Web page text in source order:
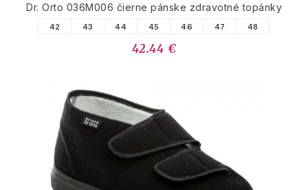
Dr. Orto 036M006 čierne pánske zdravotné topánky
42 43 44 45 46 47 48
42.44 €